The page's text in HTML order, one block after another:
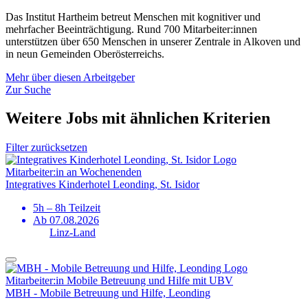
Das Institut Hartheim betreut Menschen mit kognitiver und
mehrfacher Beeinträchtigung. Rund 700 Mitarbeiter:innen
unterstützen über 650 Menschen in unserer Zentrale in Alkoven und
in neun Gemeinden Oberösterreichs.
Mehr über diesen Arbeitgeber
Zur Suche
Weitere Jobs mit ähnlichen Kriterien
Filter zurücksetzen
Mitarbeiter:in an Wochenenden
Integratives Kinderhotel Leonding, St. Isidor
5h – 8h Teilzeit
Ab 07.08.2026
Linz-Land
Mitarbeiter:in Mobile Betreuung und Hilfe mit UBV
MBH - Mobile Betreuung und Hilfe, Leonding